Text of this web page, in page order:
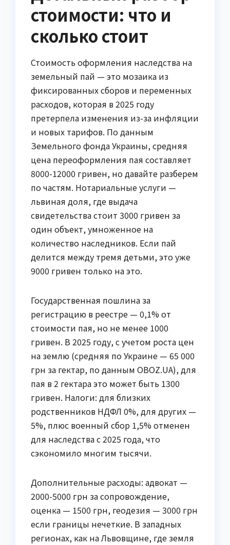
стоимости: что и
сколько стоит
Стоимость оформления наследства на
земельный пай — это мозаика из
фиксированных сборов и переменных
расходов, которая в 2025 году
претерпела изменения из-за инфляции
и новых тарифов. По данным
Земельного фонда Украины, средняя
цена переоформления пая составляет
8000-12000 гривен, но давайте разберем
по частям. Нотариальные услуги —
львиная доля, где выдача
свидетельства стоит 3000 гривен за
один объект, умноженное на
количество наследников. Если пай
делится между тремя детьми, это уже
9000 гривен только на это.
Государственная пошлина за
регистрацию в реестре — 0,1% от
стоимости пая, но не менее 1000
гривен. В 2025 году, с учетом роста цен
на землю (средняя по Украине — 65 000
грн за гектар, по данным OBOZ.UA), для
пая в 2 гектара это может быть 1300
гривен. Налоги: для близких
родственников НДФЛ 0%, для других —
5%, плюс военный сбор 1,5% отменен
для наследства с 2025 года, что
сэкономило многим тысячи.
Дополнительные расходы: адвокат —
2000-5000 грн за сопровождение,
оценка — 1500 грн, геодезия — 3000 грн
если границы нечеткие. В западных
регионах, как на Львовщине, где земля